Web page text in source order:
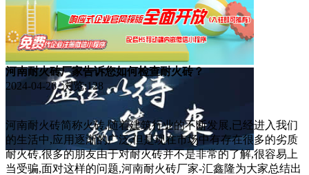
河南耐火砖厂家告诉您如何检查耐火砖？
2024-04-26 浏览:128
河南耐火砖简称火砖,随着建筑行业的不断发展,已经进入我们
的生活中,应用逐渐的广泛,但是现在市场中有存在很多的劣质
耐火砖,很多的朋友由于对耐火砖并不是非常的了解,很容易上
当受骗,面对这样的问题,河南耐火砖厂家-汇鑫隆为大家总结出